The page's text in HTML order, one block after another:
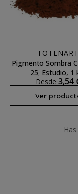
TOTENART
Pigmento Sombra
25, Estudio, 1
Desde 3,54
Ver